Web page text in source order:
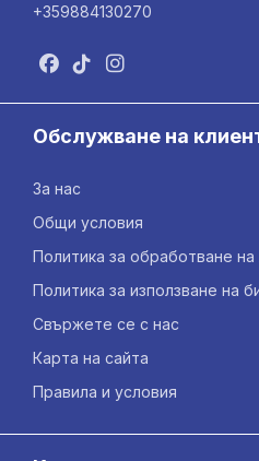
+359884130270
Обслужване на
За нас
Общи условия
Политика за обработване на
Политика за използване на
Свържете се с нас
Карта на сайта
Правила и условия